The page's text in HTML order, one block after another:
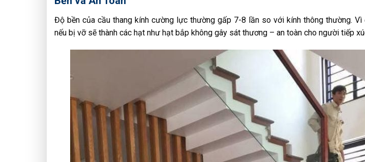
Độ bền của cầu thang kính cường lực thường gấp 7-8 lần so với kính thông thường.
nếu bị vỡ sẽ thành các hạt như hạt bắp không gây sát thương – an toàn cho người tiếp